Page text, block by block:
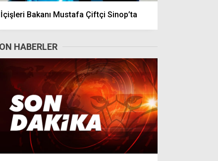
İçişleri Bakanı Mustafa Çiftçi Sinop’ta
HABERLER